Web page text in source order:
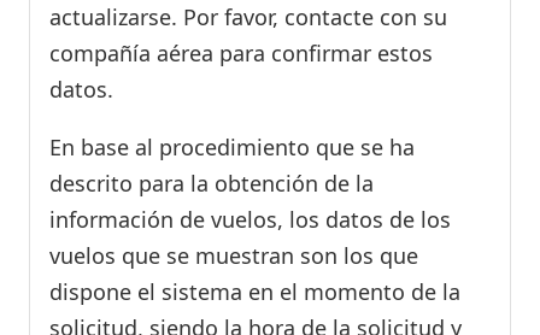
actualizarse. Por favor, contacte con su
compañía aérea para confirmar estos
datos.
En base al procedimiento que se ha
descrito para la obtención de la
información de vuelos, los datos de los
vuelos que se muestran son los que
dispone el sistema en el momento de la
solicitud, siendo la hora de la solicitud y